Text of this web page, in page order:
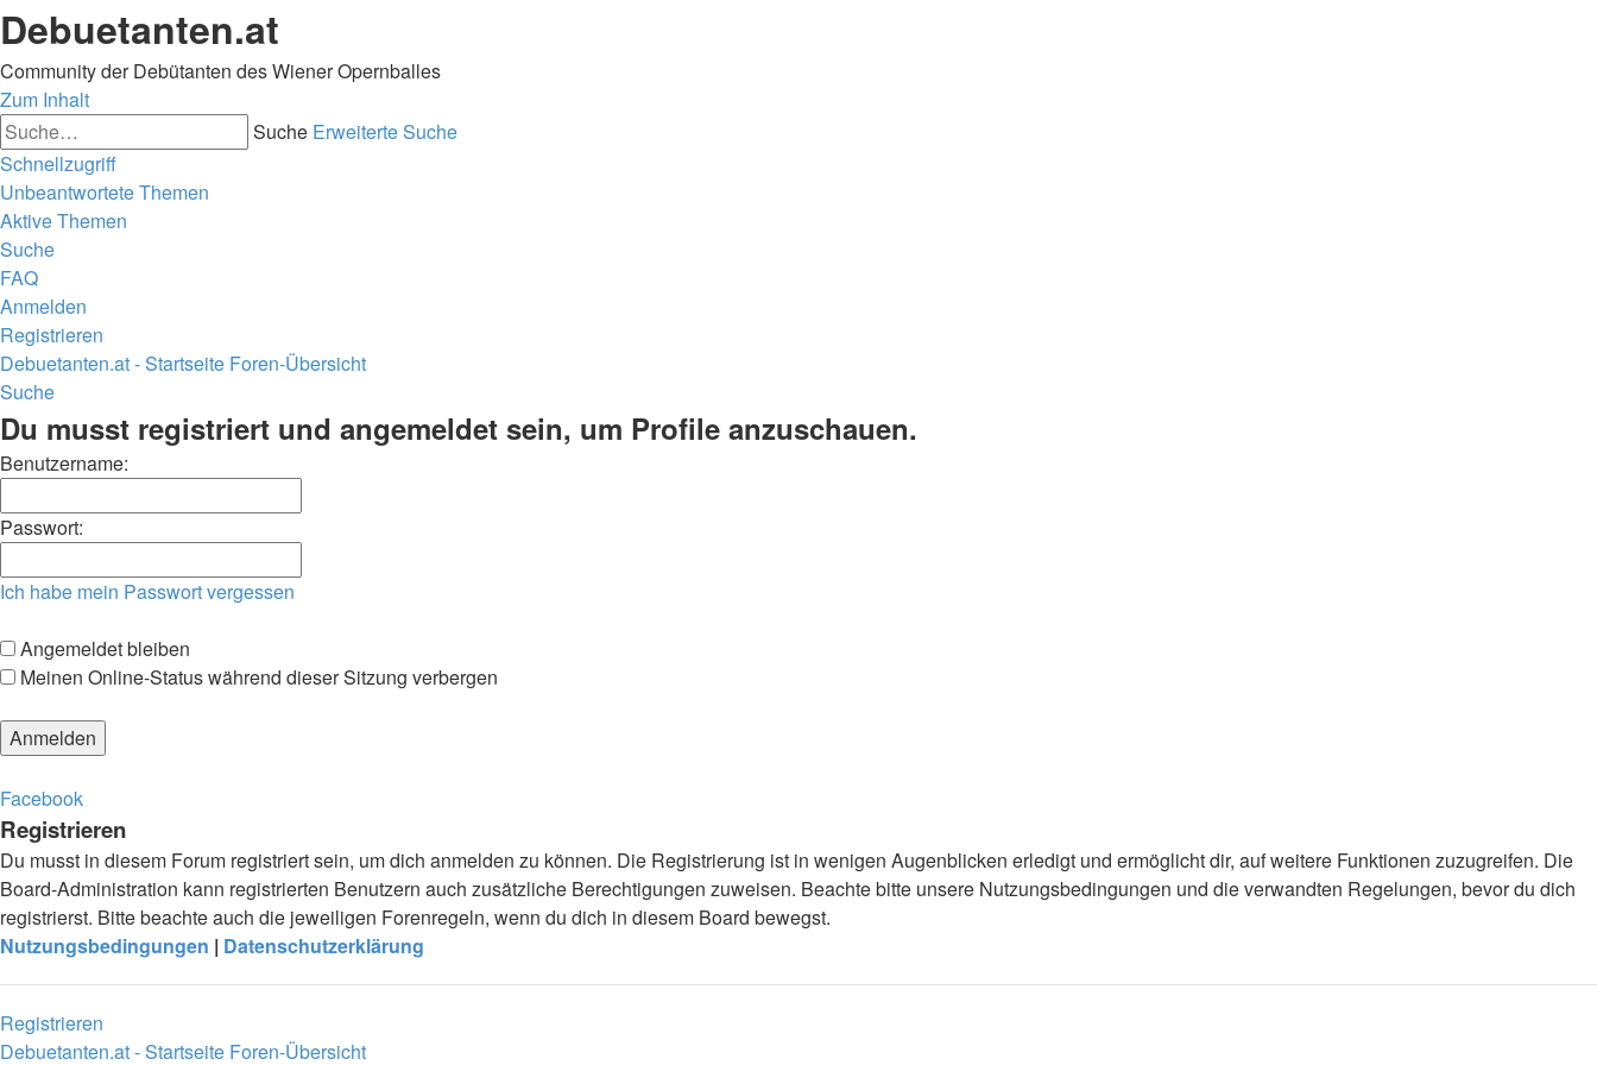
Debuetanten.at
Community der Debütanten des Wiener Opernballes
Zum Inhalt
Suche Erweiterte Suche
Schnellzugriff
Unbeantwortete Themen
Aktive Themen
Suche
FAQ
Anmelden
Registrieren
Debuetanten.at - Startseite Foren-Übersicht
Suche
Du musst registriert und angemeldet sein, um Profile anzuschauen.
Benutzername:
Passwort:
Ich habe mein Passwort vergessen
Angemeldet bleiben
Meinen Online-Status während dieser Sitzung verbergen
Facebook
Registrieren
Du musst in diesem Forum registriert sein, um dich anmelden zu können. Die Registrierung ist in wenigen Augenblicken erledigt und ermöglicht dir, auf weitere Funktionen zuzugreifen. Die
Board-Administration kann registrierten Benutzern auch zusätzliche Berechtigungen zuweisen. Beachte bitte unsere Nutzungsbedingungen und die verwandten Regelungen, bevor du dich
registrierst. Bitte beachte auch die jeweiligen Forenregeln, wenn du dich in diesem Board bewegst.
Nutzungsbedingungen | Datenschutzerklärung
Registrieren
Debuetanten.at - Startseite Foren-Übersicht